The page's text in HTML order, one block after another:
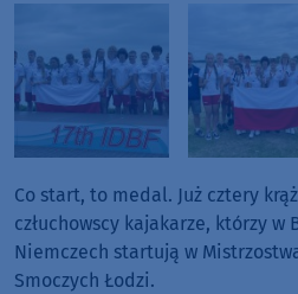
Co start, to medal. Już cztery
człuchowscy kajakarze, którzy w
Niemczech startują w
Smoczych Łodzi.